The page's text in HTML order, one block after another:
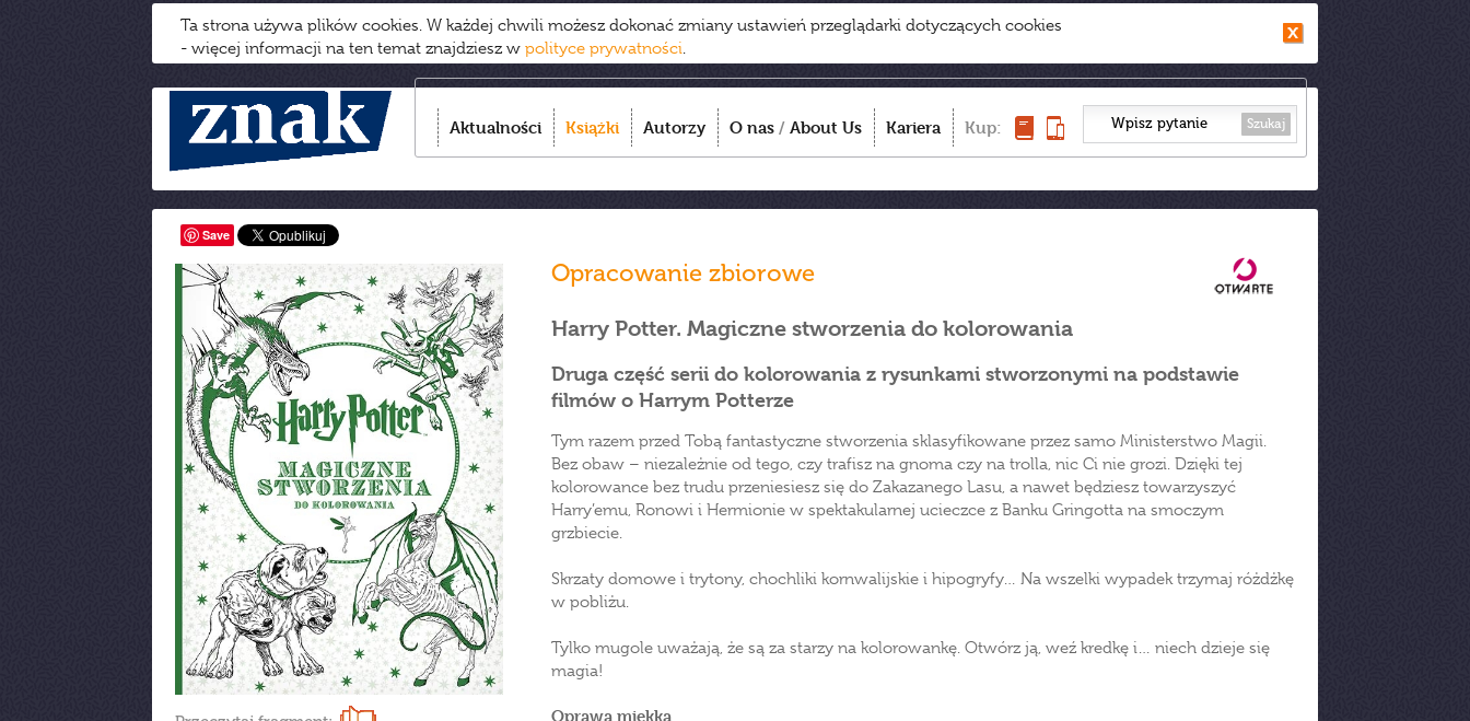
Ta strona używa plików cookies. W każdej chwili możesz dokonać zmiany ustawień przeglądarki dotyczących cookies
- więcej informacji na ten temat znajdziesz w polityce prywatności.
Aktualności Książki Autorzy O nas / About Us Kariera Kup: Szukaj
Save
Opracowanie zbiorowe
Harry Potter. Magiczne stworzenia do kolorowania
Druga część serii do kolorowania z rysunkami stworzonymi na podstawie
filmów o Harrym Potterze
Tym razem przed Tobą fantastyczne stworzenia sklasyfikowane przez samo Ministerstwo Magii.
Bez obaw – niezależnie od tego, czy trafisz na gnoma czy na trolla, nic Ci nie grozi. Dzięki tej
kolorowance bez trudu przeniesiesz się do Zakazanego Lasu, a nawet będziesz towarzyszyć
Harry’emu, Ronowi i Hermionie w spektakularnej ucieczce z Banku Gringotta na smoczym
grzbiecie.
Skrzaty domowe i trytony, chochliki kornwalijskie i hipogryfy… Na wszelki wypadek trzymaj różdżkę
w pobliżu.
Tylko mugole uważają, że są za starzy na kolorowankę. Otwórz ją, weź kredkę i… niech dzieje się
magia!
Oprawa miękka